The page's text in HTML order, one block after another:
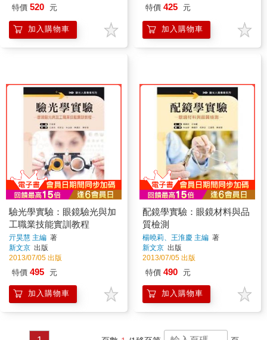
特價 520 元
加入購物車
特價 425 元
加入購物車
驗光學實驗：眼鏡驗光與加
工職業技能實訓教程
亓昊慧 主編 著
新文京 出版
2013/07/05 出版
特價 495 元
加入購物車
配鏡學實驗：眼鏡材料與品
質檢測
楊曉莉、王淮慶 主編 著
新文京 出版
2013/07/05 出版
特價 490 元
加入購物車